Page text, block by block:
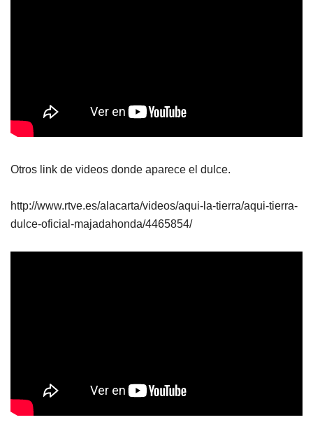
Otros link de videos donde aparece el dulce.
http://www.rtve.es/alacarta/videos/aqui-la-tierra/aqui-tierra-
dulce-oficial-majadahonda/4465854/